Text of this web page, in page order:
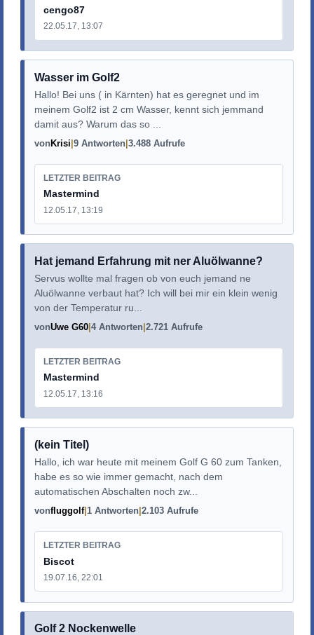
cengo87
22.05.17, 13:07
Wasser im Golf2
Hallo! Bei uns ( in Kärnten) hat es geregnet und im
meinem Golf2 ist 2 cm Wasser, kennt sich jemmand
damit aus? Warum das so ...
vonKrisi 9 Antworten 3.488 Aufrufe
LETZTER BEITRAG
Mastermind
12.05.17, 13:19
Hat jemand Erfahrung mit ner Aluölwanne?
Servus wollte mal fragen ob von euch jemand ne
Aluölwanne verbaut hat? Ich will bei mir ein klein wenig
von der Temperatur ru...
vonUwe G60 4 Antworten 2.721 Aufrufe
LETZTER BEITRAG
Mastermind
12.05.17, 13:16
(kein Titel)
Hallo, ich war heute mit meinem Golf G 60 zum Tanken,
habe es so wie immer gemacht, nach dem
automatischen Abschalten noch zw...
vonfluggolf 1 Antworten 2.103 Aufrufe
LETZTER BEITRAG
Biscot
19.07.16, 22:01
Golf 2 Nockenwelle